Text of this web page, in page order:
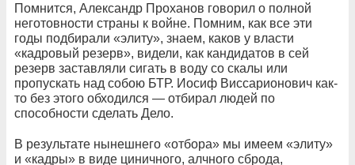
Помнится, Александр Проханов говорил о полной
неготовности страны к войне. Помним, как все эти
годы подбирали «элиту», знаем, каков у власти
«кадровый резерв», видели, как кандидатов в сей
резерв заставляли сигать в воду со скалы или
пропускать над собою БТР. Иосиф Виссарионович как-
то без этого обходился — отбирал людей по
способности сделать Дело.
В результате нынешнего «отбора» мы имеем «элиту»
и «кадры» в виде циничного, алчного сброда,